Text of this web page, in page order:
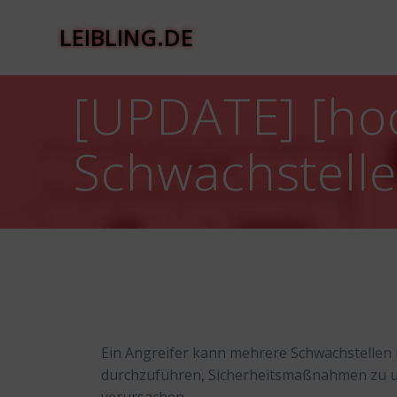
LEIBLING.DE
[UPDATE]
Ein Angreifer kann mehrere
durchzuführen, Sicherheitsmaßnahmen zu